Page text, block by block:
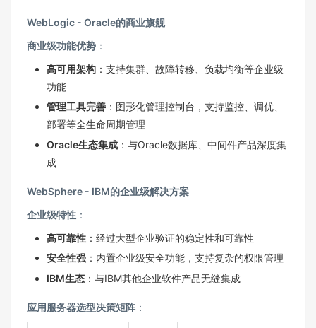
WebLogic - Oracle的商业旗舰
商业级功能优势 ：
高可用架构 ：支持集群、故障转移、负载均衡等企业级
功能
管理工具完善 ：图形化管理控制台，支持监控、调优、
部署等全生命周期管理
Oracle生态集成 ：与Oracle数据库、中间件产品深度集
成
WebSphere - IBM的企业级解决方案
企业级特性 ：
高可靠性 ：经过大型企业验证的稳定性和可靠性
安全性强 ：内置企业级安全功能，支持复杂的权限管理
IBM生态 ：与IBM其他企业软件产品无缝集成
应用服务器选型决策矩阵 ：